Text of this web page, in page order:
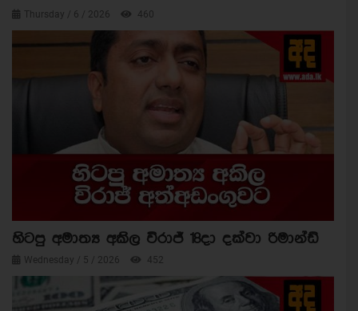
Thursday / 6 / 2026 460
හිටපු අමාත්‍ය අකිල විරාජ් 18දා දක්වා රිමාන්ඩ්
Wednesday / 5 / 2026 452